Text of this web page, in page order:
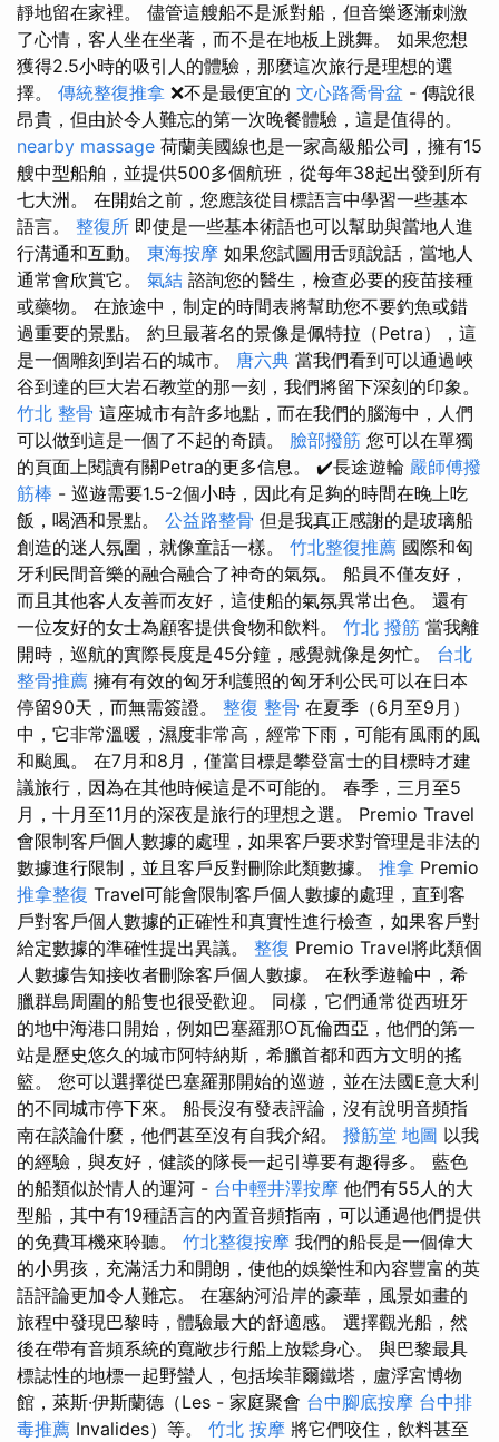
靜地留在家裡。 儘管這艘船不是派對船，但音樂逐漸刺激
了心情，客人坐在坐著，而不是在地板上跳舞。 如果您想
獲得2.5小時的吸引人的體驗，那麼這次旅行是理想的選
擇。 傳統整復推拿 ❌不是最便宜的 文心路喬骨盆 - 傳說很
昂貴，但由於令人難忘的第一次晚餐體驗，這是值得的。
nearby massage 荷蘭美國線也是一家高級船公司，擁有15
艘中型船舶，並提供500多個航班，從每年38起出發到所有
七大洲。 在開始之前，您應該從目標語言中學習一些基本
語言。 整復所 即使是一些基本術語也可以幫助與當地人進
行溝通和互動。 東海按摩 如果您試圖用舌頭說話，當地人
通常會欣賞它。 氣結 諮詢您的醫生，檢查必要的疫苗接種
或藥物。 在旅途中，制定的時間表將幫助您不要釣魚或錯
過重要的景點。 約旦最著名的景像是佩特拉（Petra），這
是一個雕刻到岩石的城市。 唐六典 當我們看到可以通過峽
谷到達的巨大岩石教堂的那一刻，我們將留下深刻的印象。
竹北 整骨 這座城市有許多地點，而在我們的腦海中，人們
可以做到這是一個了不起的奇蹟。 臉部撥筋 您可以在單獨
的頁面上閱讀有關Petra的更多信息。 ✔️長途遊輪 嚴師傅撥
筋棒 - 巡遊需要1.5-2個小時，因此有足夠的時間在晚上吃
飯，喝酒和景點。 公益路整骨 但是我真正感謝的是玻璃船
創造的迷人氛圍，就像童話一樣。 竹北整復推薦 國際和匈
牙利民間音樂的融合融合了神奇的氣氛。 船員不僅友好，
而且其他客人友善而友好，這使船的氣氛異常出色。 還有
一位友好的女士為顧客提供食物和飲料。 竹北 撥筋 當我離
開時，巡航的實際長度是45分鐘，感覺就像是匆忙。 台北
整骨推薦 擁有有效的匈牙利護照的匈牙利公民可以在日本
停留90天，而無需簽證。 整復 整骨 在夏季（6月至9月）
中，它非常溫暖，濕度非常高，經常下雨，可能有風雨的風
和颱風。 在7月和8月，僅當目標是攀登富士的目標時才建
議旅行，因為在其他時候這是不可能的。 春季，三月至5
月，十月至11月的深夜是旅行的理想之選。 Premio Travel
會限制客戶個人數據的處理，如果客戶要求對管理是非法的
數據進行限制，並且客戶反對刪除此類數據。 推拿 Premio
推拿整復 Travel可能會限制客戶個人數據的處理，直到客
戶對客戶個人數據的正確性和真實性進行檢查，如果客戶對
給定數據的準確性提出異議。 整復 Premio Travel將此類個
人數據告知接收者刪除客戶個人數據。 在秋季遊輪中，希
臘群島周圍的船隻也很受歡迎。 同樣，它們通常從西班牙
的地中海港口開始，例如巴塞羅那O瓦倫西亞，他們的第一
站是歷史悠久的城市阿特納斯，希臘首都和西方文明的搖
籃。 您可以選擇從巴塞羅那開始的巡遊，並在法國E意大利
的不同城市停下來。 船長沒有發表評論，沒有說明音頻指
南在談論什麼，他們甚至沒有自我介紹。 撥筋堂 地圖 以我
的經驗，與友好，健談的隊長一起引導要有趣得多。 藍色
的船類似於情人的運河 - 台中輕井澤按摩 他們有55人的大
型船，其中有19種語言的內置音頻指南，可以通過他們提供
的免費耳機來聆聽。 竹北整復按摩 我們的船長是一個偉大
的小男孩，充滿活力和開朗，使他的娛樂性和內容豐富的英
語評論更加令人難忘。 在塞納河沿岸的豪華，風景如畫的
旅程中發現巴黎時，體驗最大的舒適感。 選擇觀光船，然
後在帶有音頻系統的寬敞步行船上放鬆身心。 與巴黎最具
標誌性的地標一起野蠻人，包括埃菲爾鐵塔，盧浮宮博物
館，萊斯·伊斯蘭德（Les - 家庭聚會 台中腳底按摩 台中排
毒推薦 Invalides）等。 竹北 按摩 將它們咬住，飲料甚至